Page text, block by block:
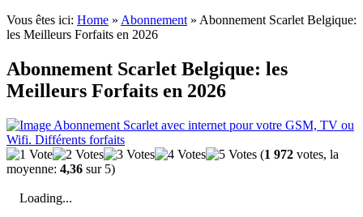
Vous êtes ici: Home » Abonnement » Abonnement Scarlet Belgique:
les Meilleurs Forfaits en 2026
Abonnement Scarlet Belgique: les
Meilleurs Forfaits en 2026
(1 972 votes, la
moyenne: 4,36 sur 5)
Loading...